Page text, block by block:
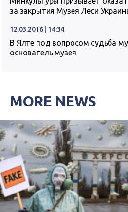
за закрытия Музея Леси
12.03.2016 | 14:34
В Ялте под вопросом судьба
основатель музея
MORE NEWS